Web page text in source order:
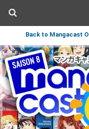
Back to Mangacast